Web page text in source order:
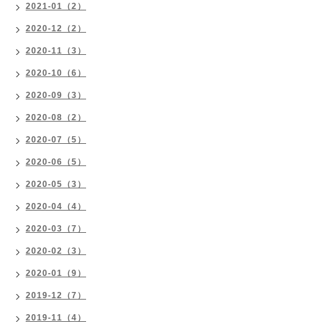
2021-01（2）
2020-12（2）
2020-11（3）
2020-10（6）
2020-09（3）
2020-08（2）
2020-07（5）
2020-06（5）
2020-05（3）
2020-04（4）
2020-03（7）
2020-02（3）
2020-01（9）
2019-12（7）
2019-11（4）